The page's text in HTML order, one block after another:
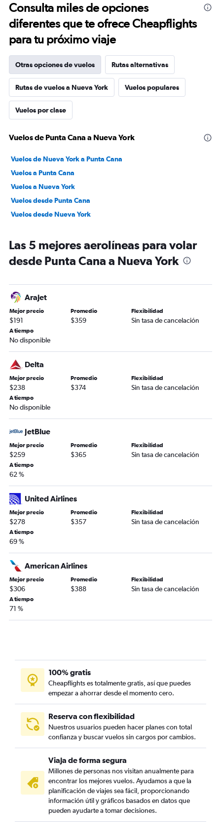
Consulta miles de opciones
diferentes que te ofrece Cheapflights
para tu próximo viaje
Otras opciones de vuelos Rutas alternativas
Rutas de vuelos a Nueva York Vuelos populares
Vuelos por clase
Vuelos de Punta Cana a Nueva York
Vuelos de Nueva York a Punta Cana
Vuelos a Punta Cana
Vuelos a Nueva York
Vuelos desde Punta Cana
Vuelos desde Nueva York
Las 5 mejores aerolíneas para volar
desde Punta Cana a Nueva York
Arajet
Mejor precio
$191
Promedio
$359
Flexibilidad
Sin tasa de cancelación
A tiempo
No disponible
Delta
Mejor precio
$238
Promedio
$374
Flexibilidad
Sin tasa de cancelación
A tiempo
No disponible
JetBlue
Mejor precio
$259
Promedio
$365
Flexibilidad
Sin tasa de cancelación
A tiempo
62 %
United Airlines
Mejor precio
$278
Promedio
$357
Flexibilidad
Sin tasa de cancelación
A tiempo
69 %
American Airlines
Mejor precio
$306
Promedio
$388
Flexibilidad
Sin tasa de cancelación
A tiempo
71 %
100% gratis
Cheapflights es totalmente gratis, así que puedes
empezar a ahorrar desde el momento cero.
Reserva con flexibilidad
Nuestros usuarios pueden hacer planes con total
confianza y buscar vuelos sin cargos por cambios.
Viaja de forma segura
Millones de personas nos visitan anualmente para
encontrar los mejores vuelos. Ayudamos a que la
planificación de viajes sea fácil, proporcionando
información útil y gráficos basados en datos que
pueden ayudarte a tomar decisiones.